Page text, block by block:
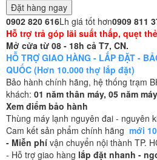
Đặt hàng ngay
0902 820 616Lh giá tốt hơn0909 811
Hỗ trợ trả góp lãi suất thấp, quẹt
Mở cửa từ 08 - 18h cả T7, CN.
HỖ TRỢ GIAO HÀNG - LẮP ĐẶT -
QUỐC (Hơn 10.000 thợ lắp đặt)
Bảo hành chính hãng, hệ thống trạm
khách: 01 năm thân máy, 05 năm
Xem điểm bảo hành
Thùng máy lạnh nguyên đai - nguyên
Cam kết sản phẩm chính hãng mới
- Miễn phí vận chuyển nội thành TP.
- Hỗ trợ giao hàng lắp đặt nhanh -